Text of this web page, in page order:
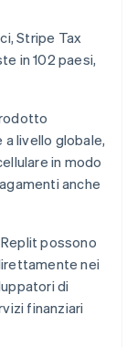
Stripe Tax
in 102 paesi,
livello globale,
in modo
anche
possono
nei
di
finanziari